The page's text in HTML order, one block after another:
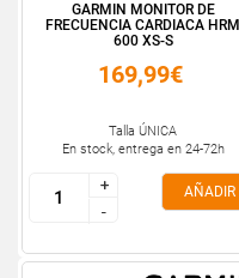
GARMIN MONITOR DE
FRECUENCIA CARDIACA HRM
600 XS-S
169,99€
Talla ÚNICA
En stock, entrega en 24-72h
+
-
+
-
AÑADIR